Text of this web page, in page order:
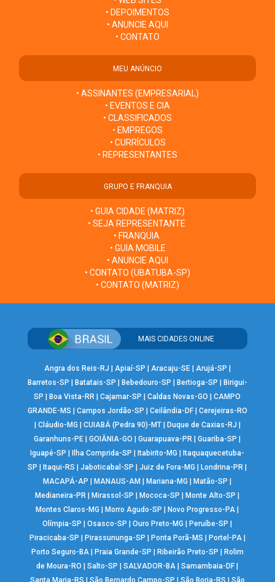
• DEPOIMENTOS
• ANUNCIE AQUI
• CONTATO
MEU ANÚNCIO
• ASSINANTES (EMPRESARIAL)
• EVENTOS E CIA
• CLASSIFICADOS
• EMPREGOS
• CURRÍCULOS
• REPRESENTANTES
GRUPO E FRANQUIA
• GUIA CIDADE (MATRIZ)
• SEJA REPRESENTANTE
• FRANQUIA
• GUIA MOBILE
• ANUNCIE AQUI
• CONTATO (UBATUBA-SP)
• CONTATO (MATRIZ)
MAIS CIDADES ONLINE
Angra dos Reis-RJ | Apiaí-SP | Aracaju-SE| Arujá-SP |
Barretos-SP | Batatais-SP | Bebedouro-SP | Bertioga-SP | Birigui-
SP |Boa Vista-RR |Cajamar-SP |Caldas Novas-GO |CAMPO
GRANDE-MS | Campos Jordão-SP | Ceilândia-DF| Cerejeiras-RO
| Cláudio-MG | CUIABÁ (Pedra 90)-MT| Duque de Caxias-RJ |
Garanhuns-PE |GOIÂNIA-GO |Guarapuava-PR |Guariba-SP |
Iguapé-SP |Ilha Comprida-SP |Itabirito-MG |Itaquaquecetuba-
SP |Itaqui-RS |Jaboticabal-SP |Juiz de Fora-MG |Londrina-PR |
MACAPÁ-AP |MANAUS-AM |Mariana-MG |Matão-SP |
Medianeira-PR |Mirassol-SP |Mococa-SP |Monte Alto-SP |
Montes Claros-MG |Morro Agudo-SP |Novo Progresso-PA |
Olímpia-SP |Osasco-SP |Ouro Preto-MG |Peruíbe-SP |
Piracicaba-SP | Pirassununga-SP | Ponta Porã-MS | Portel-PA|
Porto Seguro-BA| Praia Grande-SP | Ribeirão Preto-SP | Rolim
de Moura-RO |Salto-SP |SALVADOR-BA |Samambaia-DF |
Santa Maria-RS | São Bernardo Campo-SP | São Borja-RS | São